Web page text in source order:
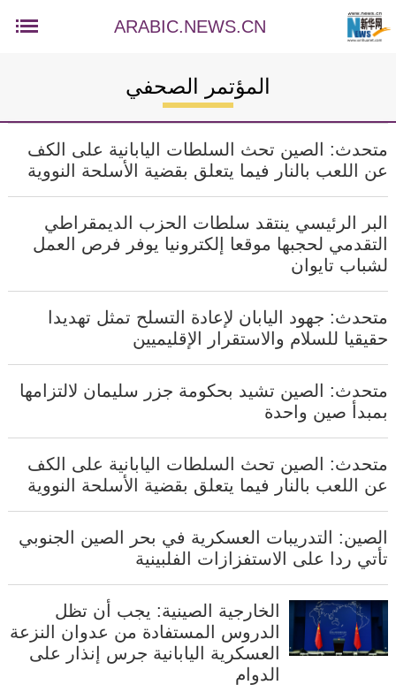
ARABIC.NEWS.CN
المؤتمر الصحفي
متحدث: الصين تحث السلطات اليابانية على الكف
عن اللعب بالنار فيما يتعلق بقضية الأسلحة النووية
البر الرئيسي ينتقد سلطات الحزب الديمقراطي
التقدمي لحجبها موقعا إلكترونيا يوفر فرص العمل
لشباب تايوان
متحدث: جهود اليابان لإعادة التسلح تمثل تهديدا
حقيقيا للسلام والاستقرار الإقليميين
متحدث: الصين تشيد بحكومة جزر سليمان لالتزامها
بمبدأ صين واحدة
متحدث: الصين تحث السلطات اليابانية على الكف
عن اللعب بالنار فيما يتعلق بقضية الأسلحة النووية
الصين: التدريبات العسكرية في بحر الصين الجنوبي
تأتي ردا على الاستفزازات الفلبينية
الخارجية الصينية: يجب أن تظل
الدروس المستفادة من عدوان النزعة
العسكرية اليابانية جرس إنذار على
الدوام